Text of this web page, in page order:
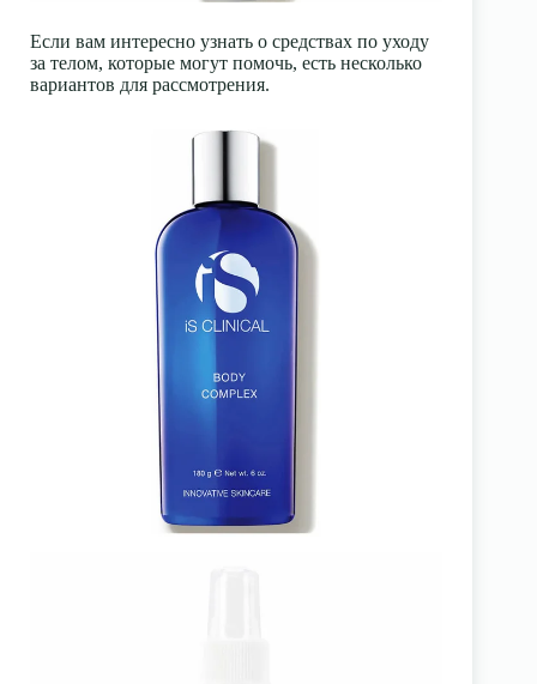
Если вам интересно узнать о средствах по уходу
за телом, которые могут помочь, есть несколько
вариантов для рассмотрения.